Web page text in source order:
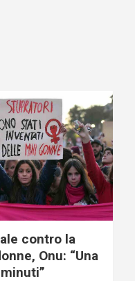
contro la
Onu: “Una